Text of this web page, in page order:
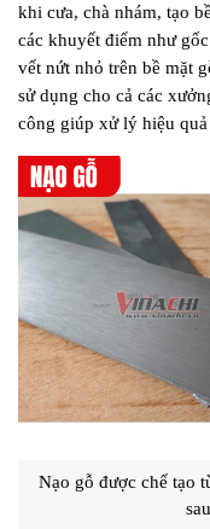
khi cưa, chà nhám, tạo
các khuyết điểm như
vết nứt nhỏ trên bề mặt
sử dụng cho cả các
công giúp xử lý hiệu
Nạo gỗ được chế tạo